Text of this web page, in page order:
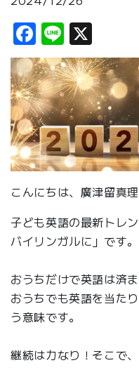
Facebook
Line
こんにちは、廣津留真理
子ども英語の最新トレ
バイリンガルに」です。
おうちだけで英語は済
おうちでも英語を当た
う意味です。
継続は力なり！そこで